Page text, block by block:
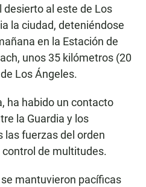
al este de Los
la ciudad, deteniéndose
en la Estación de
unos 35 kilómetros (20
Los Ángeles.
ha habido un contacto
la Guardia y los
fuerzas del orden
control de multitudes.
mantuvieron pacíficas